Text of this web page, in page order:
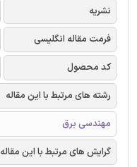
نشریه
فرمت مقاله انگلیسی
کد محصول
رشته های مرتبط با این مقاله
مهندسی برق
گرایش های مرتبط با این مقاله